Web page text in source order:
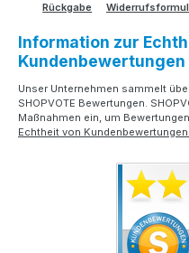
Rückgabe
Information zur
Kundenbewertungen
Unser Unternehmen sammelt
SHOPVOTE Bewertungen.
Maßnahmen ein, um
Echtheit von